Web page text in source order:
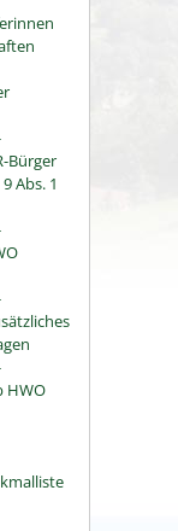
Bürger
Abs. 1
HWO